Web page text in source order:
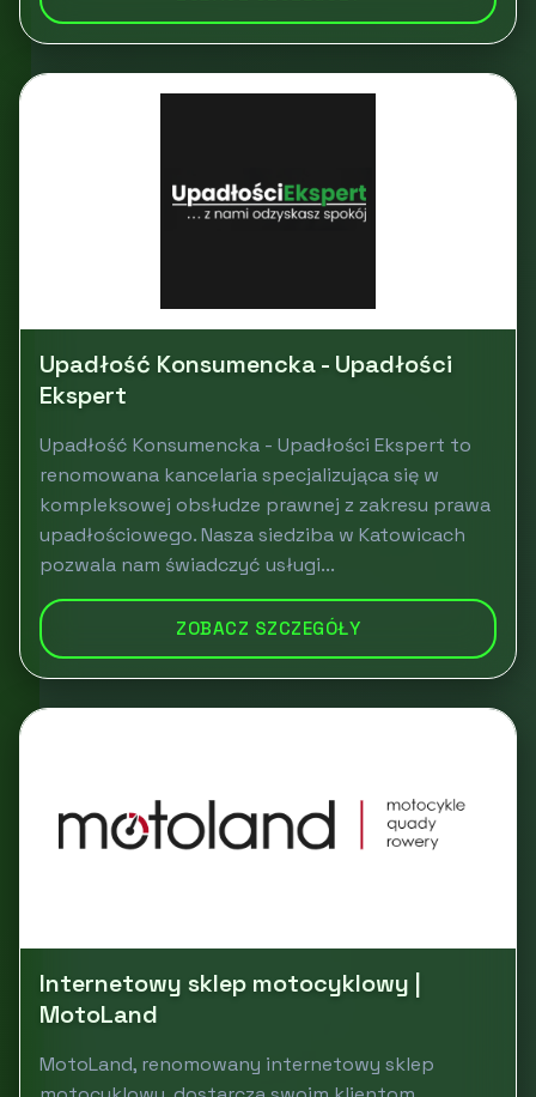
Upadłość Konsumencka - Upadłości
Ekspert
Upadłość Konsumencka - Upadłości Ekspert to
renomowana kancelaria specjalizująca się w
kompleksowej obsłudze prawnej z zakresu prawa
upadłościowego. Nasza siedziba w Katowicach
pozwala nam świadczyć usługi...
ZOBACZ SZCZEGÓŁY
Internetowy sklep motocyklowy |
MotoLand
MotoLand, renomowany internetowy sklep